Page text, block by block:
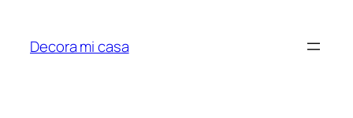
contenido
Decora mi casa